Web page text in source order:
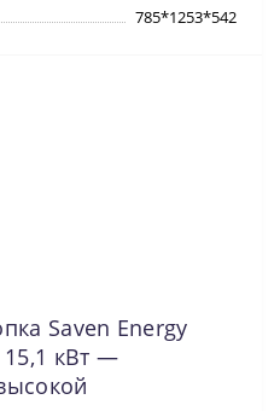
785*1253*542
Saven Energy
15,1 кВт —